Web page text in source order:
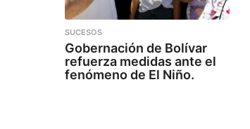
SUCESOS
Gobernación de Bolívar
refuerza medidas ante el
fenómeno de El Niño.